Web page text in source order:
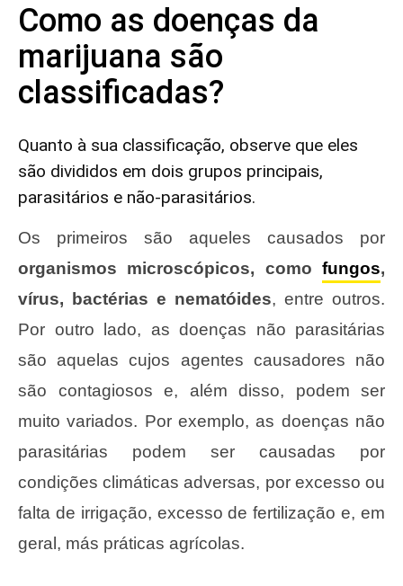
Como as doenças da
marijuana são
classificadas?
Quanto à sua classificação, observe que eles
são divididos em dois grupos principais,
parasitários e não-parasitários.
Os primeiros são aqueles causados ​​por
organismos microscópicos, como fungos,
vírus, bactérias e nematóides, entre outros.
Por outro lado, as doenças não parasitárias
são aquelas cujos agentes causadores não
são contagiosos e, além disso, podem ser
muito variados. Por exemplo, as doenças não
parasitárias podem ser causadas por
condições climáticas adversas, por excesso ou
falta de irrigação, excesso de fertilização e, em
geral, más práticas agrícolas.